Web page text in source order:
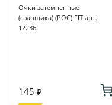
Очки затемненные
(сварщика) (РОС) FIT арт.
12236
145 ₽